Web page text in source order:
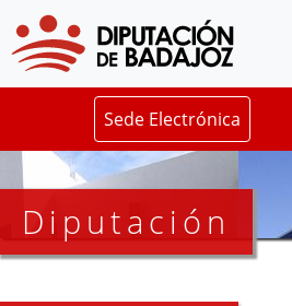
Sede Electrónica
Diputación